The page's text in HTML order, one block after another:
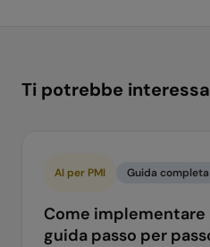
Ti potrebbe
AI per PMI Guida completa
Come implementare
guida passo per